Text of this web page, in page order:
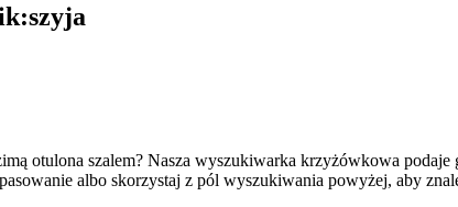
szyja
otulona szalem? Nasza wyszukiwarka krzyżówkowa
albo skorzystaj z pól wyszukiwania powyżej, aby